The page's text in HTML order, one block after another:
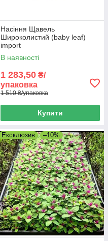
Насіння Щавель
Широколистий (baby leaf)
import
В наявності
1 283,50 ₴/
упаковка
1 510 ₴/упаковка
Купити
Ексклюзив –10%